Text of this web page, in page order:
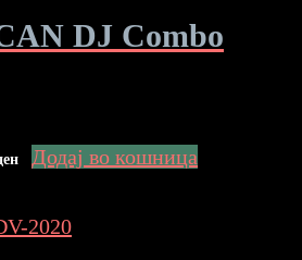
DJ Combo
Додај во кошница